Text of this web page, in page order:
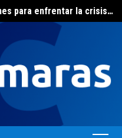
de la tarifa social del agua